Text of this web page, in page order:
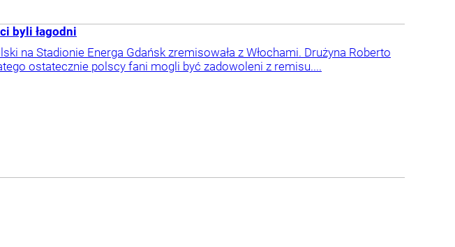
byli łagodni
na Stadionie Energa Gdańsk zremisowała z Włochami. Drużyna Roberto
ostatecznie polscy fani mogli być zadowoleni z remisu....